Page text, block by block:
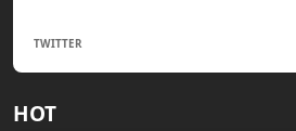
TWITTER
HOT